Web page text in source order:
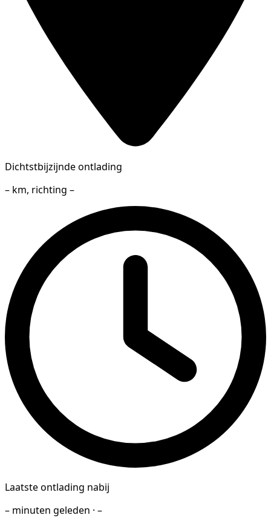
Dichtstbijzijnde ontlading
– km, richting –
Laatste ontlading nabij
– minuten geleden · –